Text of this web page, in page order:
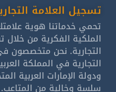
تسجيل العلامة
تحمي خدماتنا هوية
الملكية الفكرية من خلال
التجارية. نحن متخصصون
التجارية في المملكة
ودولة الإمارات العربية
سلسة وخالية من المتاعب.